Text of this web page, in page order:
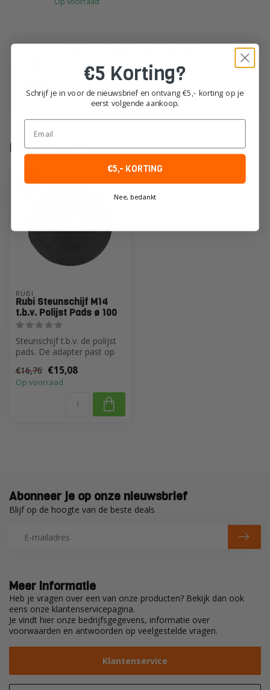
Of heeft u hulp nodig bij het plaatsen van uw
order?
Neem dan gerust contact op met onze
klantenservice!
Recent bekeken
-10%
RUBI
Rubi Steunschijf M14
t.b.v. Polijst Pads ø 100
Steunschijf t.b.v. de polijst
pads. De adapter past op
€16,76 €15,08
Op voorraad
Meer informatie
Heb je vragen over een van onze producten? Bekijk dan ook
eens onze klantenservicepagina.
Je vindt hier onze bedrijfsgegevens, informatie over
voorwaarden en antwoorden op veelgestelde vragen.
Klantenservice
Abonneer je op onze nieuwsbrief
Blijf op de hoogte van de beste deals
€5 Korting?
Schrijf je in voor de nieuwsbrief en ontvang €5,- korting op je
eerst volgende aankoop.
Email
€5,- KORTING
Nee, bedankt